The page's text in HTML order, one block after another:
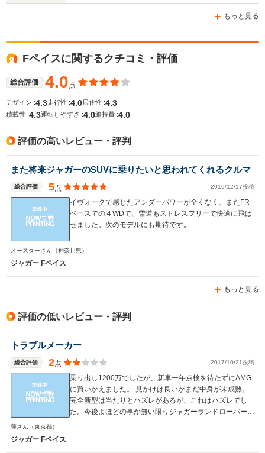
WLTCモード
燃費
16.8km/L
13.4km/L
16.0km/L
もっと見る
Fペイスに関するクチコミ・評価
総合評価 4.0点
デザイン :4.3走行性 :4.0 居住性 :4.3
積載性 :4.3運転しやすさ :4.0維持費 :4.0
評価の高いレビュー・評判
また将来ジャガーのSUVに乗りたいと思われてくれるクルマ
総合評価 5点 2019/12/17投稿
イヴォークで感じたアンダーパワーが全くなく、またFR
ベースでの４WDで、雪道もストレスフリーで快適に飛ば
せました。次のモデルにも期待です。
オースターさん （神奈川県）
ジャガー Fペイス
もっと見る
評価の低いレビュー・評判
トラブルメーカー
総合評価 2点 2017/10/21投稿
乗り出し1200万でしたが、新車一年点検を待たずにAMG
に買いかえました。 見かけは良いがまだ中身が未成熟。
完全新型は当たりとハズレがあるが、これはハズレでし
た。今後よほどの事が無い限りジャガーランドローバーは
蓮さん （東京都）
ジャガー Fペイス